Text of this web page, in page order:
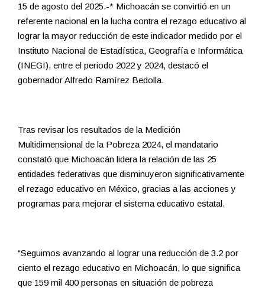
15 de agosto del 2025.-* Michoacán se convirtió en un
referente nacional en la lucha contra el rezago educativo al
lograr la mayor reducción de este indicador medido por el
Instituto Nacional de Estadística, Geografía e Informática
(INEGI), entre el periodo 2022 y 2024, destacó el
gobernador Alfredo Ramírez Bedolla.
Tras revisar los resultados de la Medición
Multidimensional de la Pobreza 2024, el mandatario
constató que Michoacán lidera la relación de las 25
entidades federativas que disminuyeron significativamente
el rezago educativo en México, gracias a las acciones y
programas para mejorar el sistema educativo estatal.
“Seguimos avanzando al lograr una reducción de 3.2 por
ciento el rezago educativo en Michoacán, lo que significa
que 159 mil 400 personas en situación de pobreza